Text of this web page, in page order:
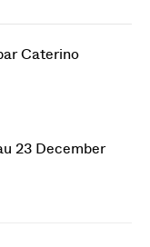
Caterino
23 December